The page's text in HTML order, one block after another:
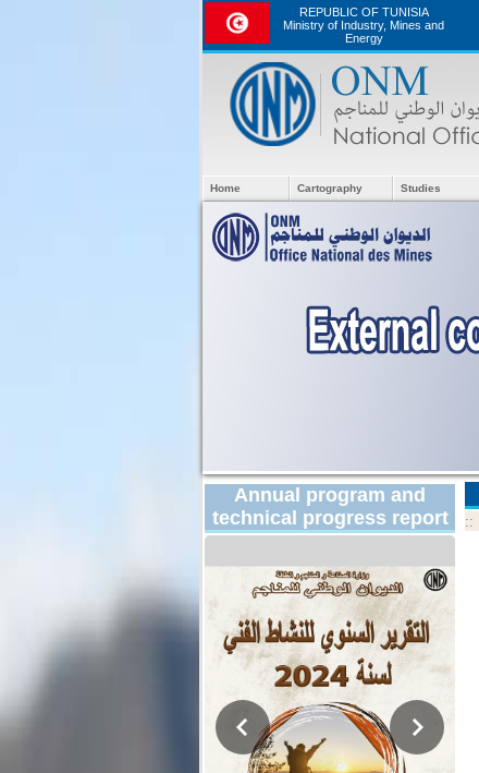
REPUBLIC OF TUNISIA
Ministry of Industry, Mines and
Energy
Home Cartography Studies
Annual program and
technical progress report
::